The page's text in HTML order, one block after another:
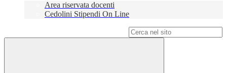
Area riservata docenti
Cedolini Stipendi On Line